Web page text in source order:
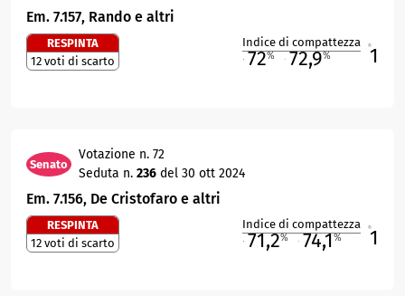
Em. 7.157, Rando e altri
RESPINTA
12 voti di scarto
Indice di compattezza
72% 72,9% 1
Senato
Votazione n. 72
Seduta n. 236 del 30 ott 2024
Em. 7.156, De Cristofaro e altri
RESPINTA
12 voti di scarto
Indice di compattezza
71,2% 74,1% 1